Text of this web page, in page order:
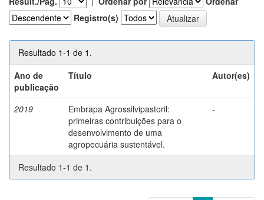
Registro(s)
Resultado 1-1 de 1.
Ano de
publicação
Título Autor(es)
2019
Embrapa Agrossilvipastoril:
primeiras contribuições para o
desenvolvimento de uma
agropecuária sustentável.
-
Resultado 1-1 de 1.